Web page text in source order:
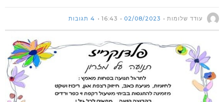
עודד שלומות 02/08/2023
16:43 4 תגובות